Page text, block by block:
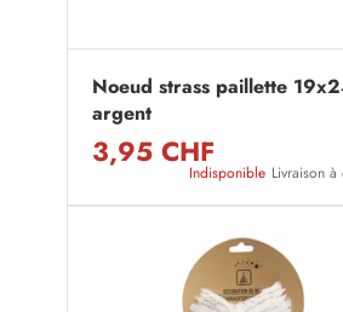
Noeud strass paillette
argent
3,95 CHF
Indisponible Livraison